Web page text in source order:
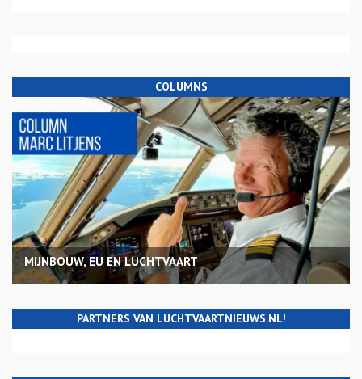
COLUMNS
MIJNBOUW, EU EN LUCHTVAART
PARTNERS VAN LUCHTVAARTNIEUWS.NL!